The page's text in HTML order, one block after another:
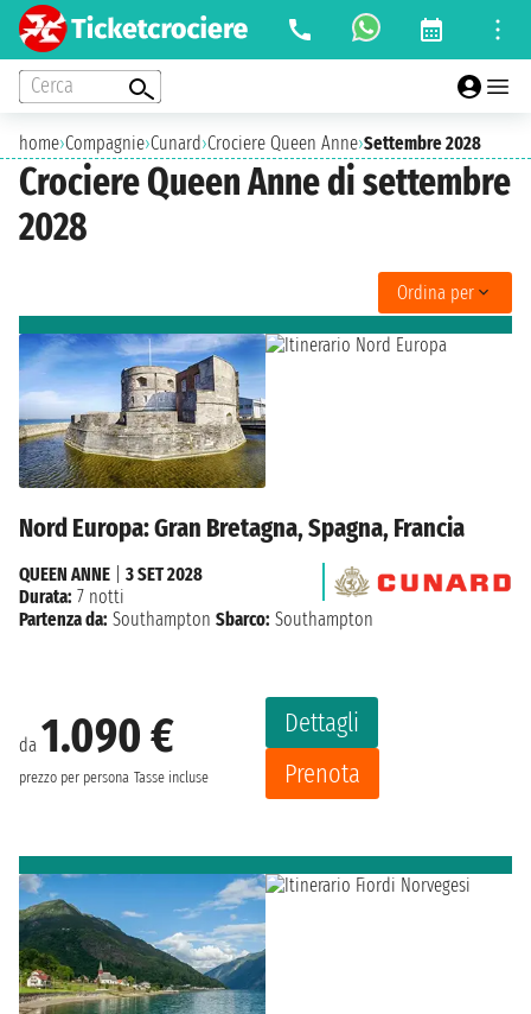
Cerca
home›Compagnie›Cunard›Crociere Queen Anne›Settembre 2028
Crociere Queen Anne di settembre
2028
Ordina per
Nord Europa: Gran Bretagna, Spagna, Francia
da 1.090 €
prezzo per persona Tasse incluse
Dettagli
Prenota
QUEEN ANNE
3 SET 2028
Durata: 7 notti
Partenza da: Southampton Sbarco: Southampton